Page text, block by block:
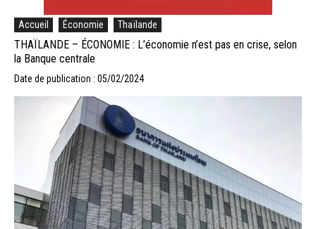
Accueil Économie Thaïlande
THAÏLANDE – ÉCONOMIE : L’économie n’est pas en crise, selon
la Banque centrale
Date de publication : 05/02/2024